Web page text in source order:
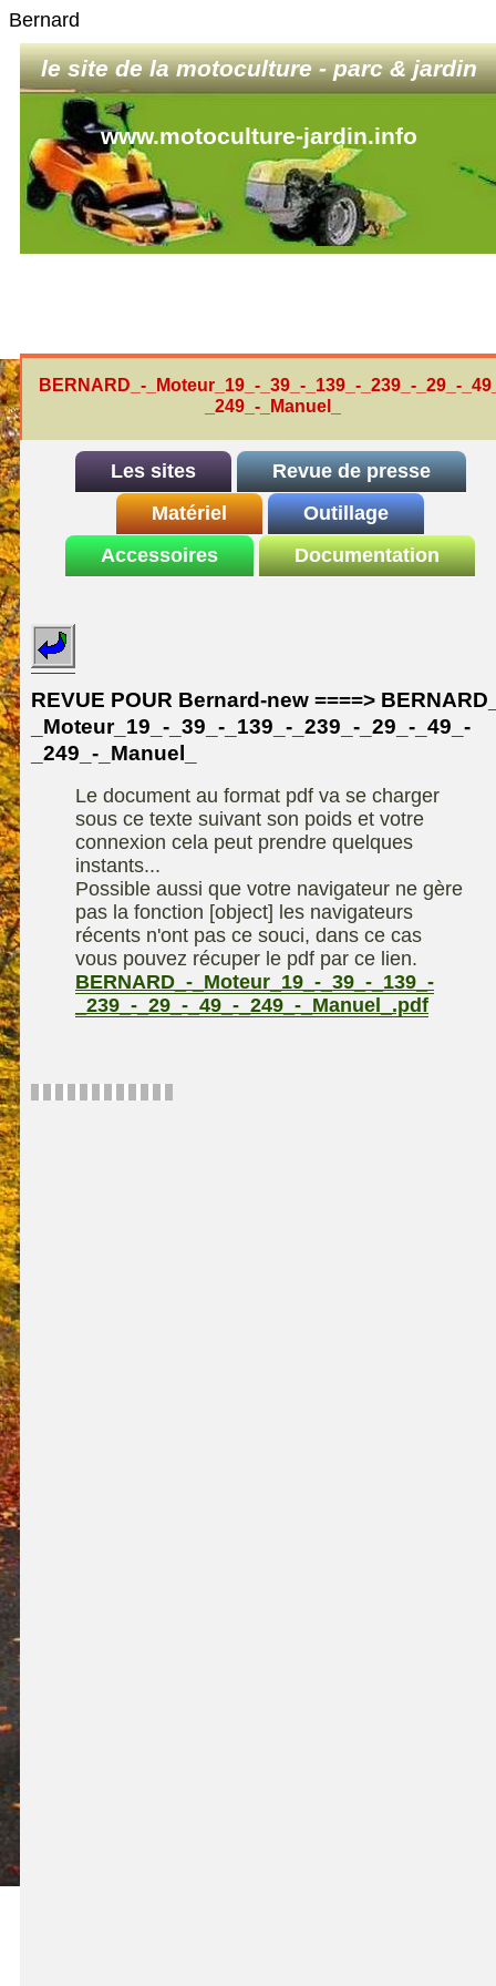
Bernard
le site de la motoculture - parc & jardin
www.motoculture-jardin.info
BERNARD_-_Moteur_19_-_39_-_139_-_239_-_29_-
_249_-_Manuel_
Les sites
INDEX
Le site de la
motoculture
Information sur
l'auteur /
Revue de presse
REDEXIM-et-Eliet
ELIET
Motobineuse ou
Motoculteur
compostage
Matériel
autoportee
SARP
Robomow
UXON scie à
chevalet
Remorque
Outillage
Affuteuse
Accessoires
Documentation
REVUE POUR Bernard-new ====>
_Moteur_19_-_39_-_139_-_239_-_29_-_49_-
_249_-_Manuel_
Le document au format pdf va se charger
sous ce texte suivant son poids et votre
connexion cela peut prendre quelques
instants...
Possible aussi que votre navigateur ne gère
pas la fonction [object] les navigateurs
récents n'ont pas ce souci, dans ce cas
vous pouvez récuper le pdf par ce lien.
BERNARD_-_Moteur_19_-_39_-_139_-
_239_-_29_-_49_-_249_-_Manuel_.pdf